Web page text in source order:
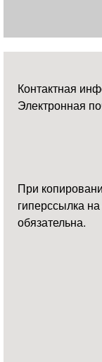
Контактная
Электронная
При
гиперссылка
обязательна.